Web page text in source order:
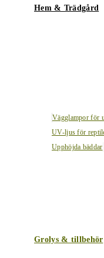
Hem & Trädgård
Vägglampor för
UV-ljus för
Upphöjda bäddar
Grolys & tillbehör